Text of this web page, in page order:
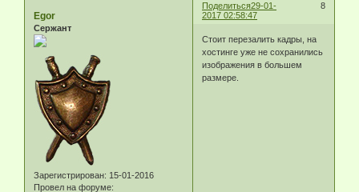
Поделиться 8
29-01-
2017 02:58:47
Egor
Сержант
Зарегистрирован: 15-01-2016
Провел на форуме:
Стоит перезалить кадры, на
хостинге уже не сохранились
изображения в большем
размере.